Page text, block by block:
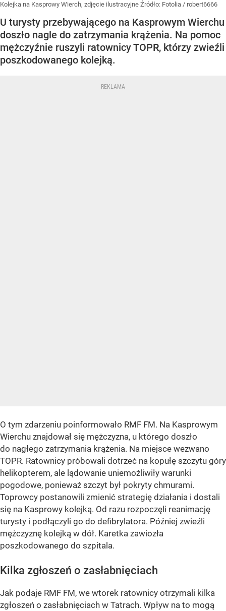
Kolejka na Kasprowy Wierch, zdjęcie ilustracyjne Źródło: Fotolia / robert6666
U turysty przebywającego na Kasprowym Wierchu
doszło nagle do zatrzymania krążenia. Na pomoc
mężczyźnie ruszyli ratownicy TOPR, którzy zwieźli
poszkodowanego kolejką.
O tym zdarzeniu poinformowało RMF FM. Na Kasprowym
Wierchu znajdował się mężczyzna, u którego doszło
do nagłego zatrzymania krążenia. Na miejsce wezwano
TOPR. Ratownicy próbowali dotrzeć na kopułę szczytu góry
helikopterem, ale lądowanie uniemożliwiły warunki
pogodowe, ponieważ szczyt był pokryty chmurami.
Toprowcy postanowili zmienić strategię działania i dostali
się na Kasprowy kolejką. Od razu rozpoczęli reanimację
turysty i podłączyli go do defibrylatora. Później zwieźli
mężczyznę kolejką w dół. Karetka zawiozła
poszkodowanego do szpitala.
Kilka zgłoszeń o zasłabnięciach
Jak podaje RMF FM, we wtorek ratownicy otrzymali kilka
zgłoszeń o zasłabnięciach w Tatrach. Wpływ na to mogą